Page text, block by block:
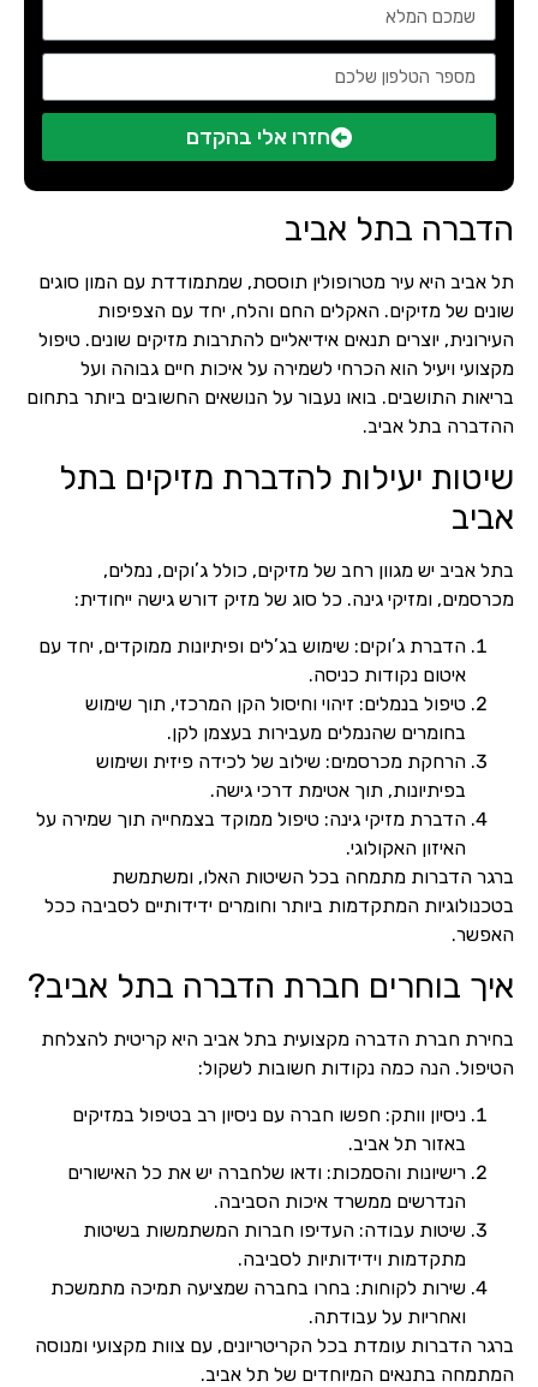
חזרו אלי בהקדם
הדברה בתל אביב
תל אביב היא עיר מטרופולין תוססת, שמתמודדת עם המון סוגים
שונים של מזיקים. האקלים החם והלח, יחד עם הצפיפות
העירונית, יוצרים תנאים אידיאליים להתרבות מזיקים שונים. טיפול
מקצועי ויעיל הוא הכרחי לשמירה על איכות חיים גבוהה ועל
בריאות התושבים. בואו נעבור על הנושאים החשובים ביותר בתחום
ההדברה בתל אביב.
שיטות יעילות להדברת מזיקים בתל
אביב
בתל אביב יש מגוון רחב של מזיקים, כולל ג’וקים, נמלים,
מכרסמים, ומזיקי גינה. כל סוג של מזיק דורש גישה ייחודית:
הדברת ג’וקים: שימוש בג’לים ופיתיונות ממוקדים, יחד עם
איטום נקודות כניסה.
טיפול בנמלים: זיהוי וחיסול הקן המרכזי, תוך שימוש
בחומרים שהנמלים מעבירות בעצמן לקן.
הרחקת מכרסמים: שילוב של לכידה פיזית ושימוש
בפיתיונות, תוך אטימת דרכי גישה.
הדברת מזיקי גינה: טיפול ממוקד בצמחייה תוך שמירה על
האיזון האקולוגי.
ברגר הדברות מתמחה בכל השיטות האלו, ומשתמשת
בטכנולוגיות המתקדמות ביותר וחומרים ידידותיים לסביבה ככל
האפשר.
איך בוחרים חברת הדברה בתל אביב?
בחירת חברת הדברה מקצועית בתל אביב היא קריטית להצלחת
הטיפול. הנה כמה נקודות חשובות לשקול:
ניסיון וותק: חפשו חברה עם ניסיון רב בטיפול במזיקים
באזור תל אביב.
רישיונות והסמכות: ודאו שלחברה יש את כל האישורים
הנדרשים ממשרד איכות הסביבה.
שיטות עבודה: העדיפו חברות המשתמשות בשיטות
מתקדמות וידידותיות לסביבה.
שירות לקוחות: בחרו בחברה שמציעה תמיכה מתמשכת
ואחריות על עבודתה.
ברגר הדברות עומדת בכל הקריטריונים, עם צוות מקצועי ומנוסה
המתמחה בתנאים המיוחדים של תל אביב.